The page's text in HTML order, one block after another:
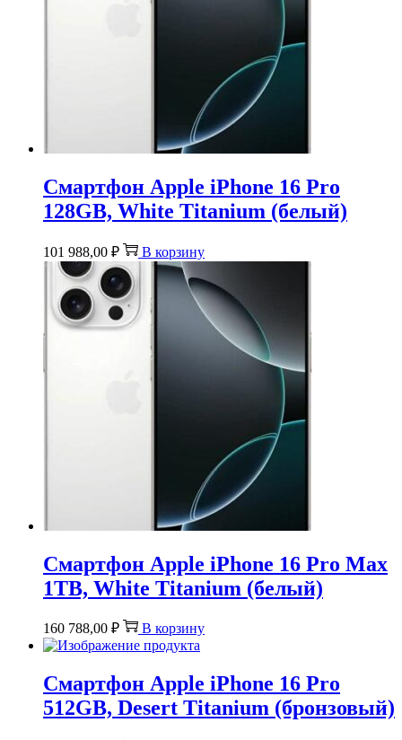
Смартфон Apple iPhone 16 Pro
128GB, White Titanium (белый)
101 988,00 ₽ В корзину
Смартфон Apple iPhone 16 Pro Max
1TB, White Titanium (белый)
160 788,00 ₽ В корзину
Смартфон Apple iPhone 16 Pro
512GB, Desert Titanium (бронзовый)